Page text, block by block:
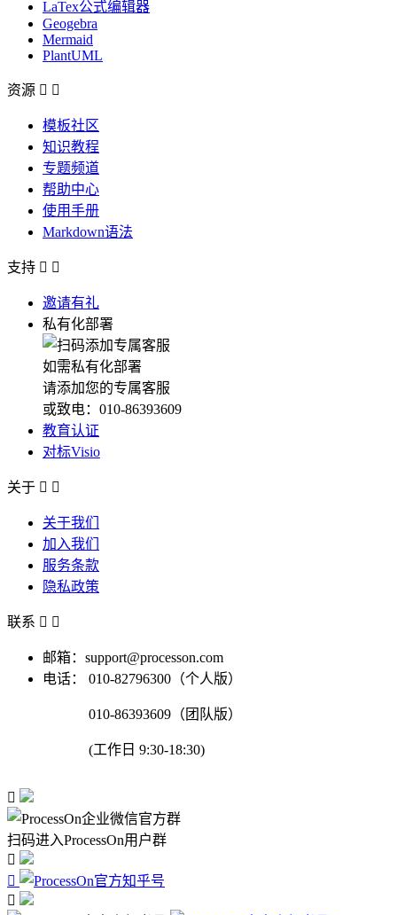
LaTex公式编辑器
Geogebra
Mermaid
PlantUML
资源  
模板社区
知识教程
专题频道
帮助中心
使用手册
Markdown语法
支持  
邀请有礼
私有化部署
如需私有化部署
请添加您的专属客服
或致电：010-86393609
教育认证
对标Visio
关于  
关于我们
加入我们
服务条款
隐私政策
联系  
邮箱：support@processon.com
电话：
010-82796300（个人版）
010-86393609（团队版）
(工作日 9:30-18:30)

扫码进入ProcessOn用户群


